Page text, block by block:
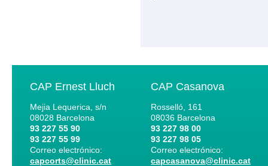
CAP Ernest Lluch
Mejia Lequerica, s/n
08028 Barcelona
93 227 55 90
93 227 55 99
Correo electrónico:
capcorts@clinic.cat
CAP Casanova
Rosselló, 161
08036 Barcelona
93 227 98 00
93 227 98 05
Correo electrónico:
capcasanova@clinic.cat